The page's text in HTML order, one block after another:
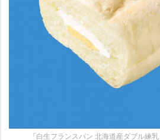
『白生フランスパン 北海道産ダブル練